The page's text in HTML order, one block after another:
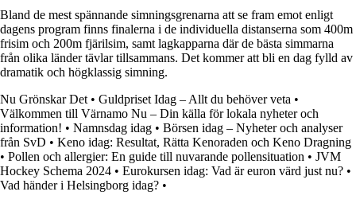
Bland de mest spännande simningsgrenarna att se fram emot enligt
dagens program finns finalerna i de individuella distanserna som 400m
frisim och 200m fjärilsim, samt lagkapparna där de bästa simmarna
från olika länder tävlar tillsammans. Det kommer att bli en dag fylld av
dramatik och högklassig simning.
Nu Grönskar Det • Guldpriset Idag – Allt du behöver veta •
Välkommen till Värnamo Nu – Din källa för lokala nyheter och
information! • Namnsdag idag • Börsen idag – Nyheter och analyser
från SvD • Keno idag: Resultat, Rätta Kenoraden och Keno Dragning
• Pollen och allergier: En guide till nuvarande pollensituation • JVM
Hockey Schema 2024 • Eurokursen idag: Vad är euron värd just nu? •
Vad händer i Helsingborg idag? •